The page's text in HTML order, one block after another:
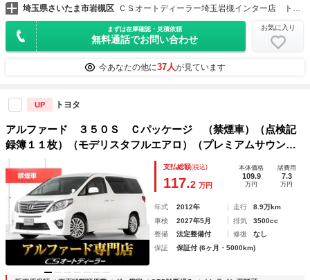
埼玉県さいたま市岩槻区
まずは在庫確認・見積依頼
無料通話でお問い合わせ
お気に入り
今あなたの他に37人が見ています
UP トヨタ
アルファード ３５０Ｓ Ｃパッケージ （禁煙車）（点検記
録簿１１枚）（モデリスタフルエアロ）（プレミアムサウン
ド）後席モニター／両側自動ドア／パワーバックドア／エグゼ
クティブシート／パワーシート／シートメモリー／ＡＣ１００
Ｖ電源／
支払総額(税込)
117.2 万円
本体価格
109.9
万円
諸費用
7.3
万円
年式 2012年 走行
8.9万km
車検
2027年5月 排気
3500cc
整備
法定整備付 修復
なし
保証
保証付 (6ヶ月・5000km)